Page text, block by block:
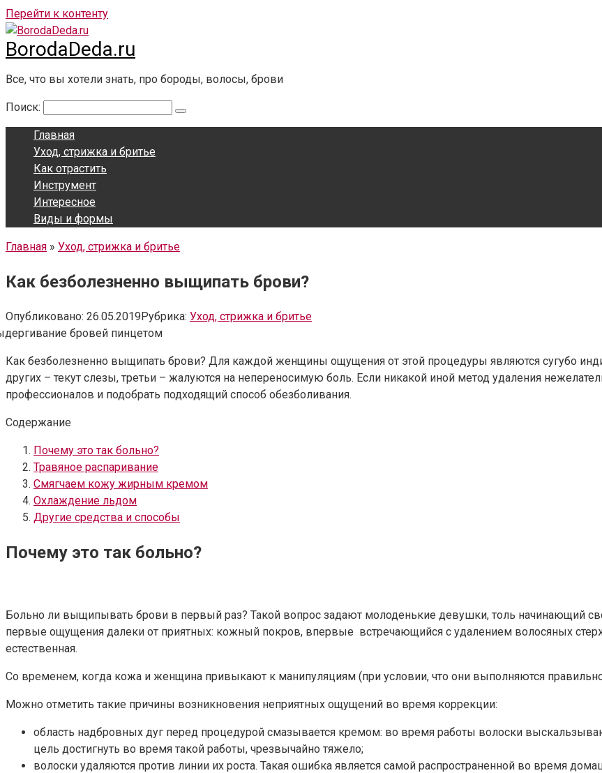
Перейти к контенту
BorodaDeda.ru
Все, что вы хотели знать, про бороды, волосы, брови
Поиск:
Главная
Уход, стрижка и бритье
Как отрастить
Инструмент
Интересное
Виды и формы
Главная » Уход, стрижка и бритье
Как безболезненно выщипать брови?
Опубликовано: 26.05.2019Рубрика: Уход, стрижка и бритье
Как безболезненно выщипать брови? Для каждой женщины ощущения от этой процедуры являются сугубо
других – текут слезы, третьи – жалуются на непереносимую боль. Если никакой иной метод удаления
профессионалов и подобрать подходящий способ обезболивания.
Содержание
Почему это так больно?
Травяное распаривание
Смягчаем кожу жирным кремом
Охлаждение льдом
Другие средства и способы
Почему это так больно?
Больно ли выщипывать брови в первый раз? Такой вопрос задают молоденькие девушки, толь начинающий
первые ощущения далеки от приятных: кожный покров, впервые встречающийся с удалением волосяных
естественная.
Со временем, когда кожа и женщина привыкают к манипуляциям (при условии, что они выполняются
Можно отметить такие причины возникновения неприятных ощущений во время коррекции:
область надбровных дуг перед процедурой смазывается кремом: во время работы волоски
цель достигнуть во время такой работы, чрезвычайно тяжело;
волоски удаляются против линии их роста. Такая ошибка является самой распространенной во время